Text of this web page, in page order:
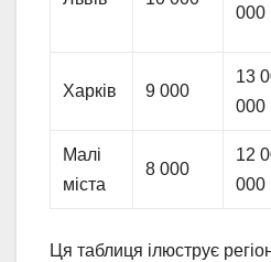
000
Харків 9 000
13
000
Малі
міста
8 000
12
000
Ця таблиця ілюструє